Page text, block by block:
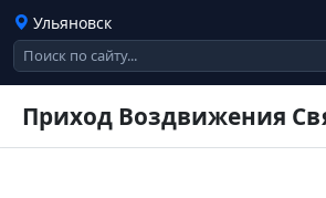
Ульяновск
Приход Воздвижения